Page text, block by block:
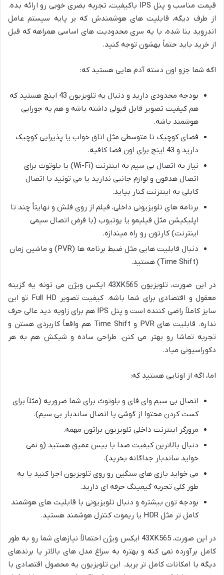
قیمت مناسب و پنل IPS باکیفیت، تجربه بصری خوبی رو ارائه بده.
از طرف دیگه، قابلیت های هوشمندش که بر پایه سیستم عامل
اندروید بنا شده، با یه سری محدودیت های اساسی همراهه که قبل
از خرید باید حتماً بهشون توجه کنید.
اگه شما جزو اون دسته آدم هایی هستید که:
بودجه محدودی دارید و دنبال یه تلویزیون 43 اینچ هستید که
هم کیفیت تصویر قابل قبولی داشته باشه و هم یه جورایی
هوشمند باشه.
فضای کوچیک تا متوسطی مثل اتاق خواب یا پذیرایی کوچیک
دارید و 43 اینچ برای اون فضا کافیه.
نیاز به اتصال بی سیم به اینترنت (Wi-Fi) یا بلوتوث برای
اتصال هدفون و لوازم جانبی ندارید یا می تونید با اتصال
کابلی به اینترنت کنار بیاید.
برنامه های تلویزیونی داخلی، فیلم از روی فلش و نهایتاً چند تا
اپلیکیشن مثل فیلیمو یا یوتیوب (با فرض اتصال سیمی
اینترنت) کارتون رو راه میندازه.
دنبال قابلیت هایی مثل ضبط برنامه ها (PVR) و ماشین زمان
(Time Shift) هستید.
در این صورت، تلویزیون 43XK565 ایکس ویژن می تونه یه گزینه
معقول و اقتصادی برای شما باشه. کیفیت تصویر Full HD تو این
سایز کاملاً راضی کننده است و پنل IPS هم برای زاویه دید عالی حرف
نداره. قابلیت های PVR و Time Shift هم واقعاً کاربردی هستن و
تجربه تماشا رو بهتر می کنن. طراحی ساده و شیکش هم به هر
دکوراسیونی میاد.
اما، اگه از اونایی هستید که:
اتصال بی سیم وای فای و بلوتوث برای شما ضروریه (مثلاً برای
کست کردن محتوا از گوشی یا اتصال ساندبار بی سیم).
مرورگر اینترنت داخلی تلویزیون براتون مهمه.
دنبال بالاترین کیفیت صدا با بیس عمیق هستید (و نمی
خواید ساندبار جداگانه بخرید).
می خواید بازی های سنگین رو روی تلویزیون اجرا کنید یا به
طور کلی تجربه گیمینگ حرفه ای دارید.
بودجه تون بیشتره و دنبال تلویزیونی با قابلیت های هوشمند
کامل تر مثل HDR یا ریموت کنترل هوشمند هستید.
در این صورت، 43XK565 ایکس ویژن احتمالاً نیازهای شما رو به طور
کامل برآورده نمی کنه و بهتره به سراغ مدل های بالاتر یا برندهای
دیگه با امکانات کامل تر برید. این تلویزیون یه محصول اقتصادی با